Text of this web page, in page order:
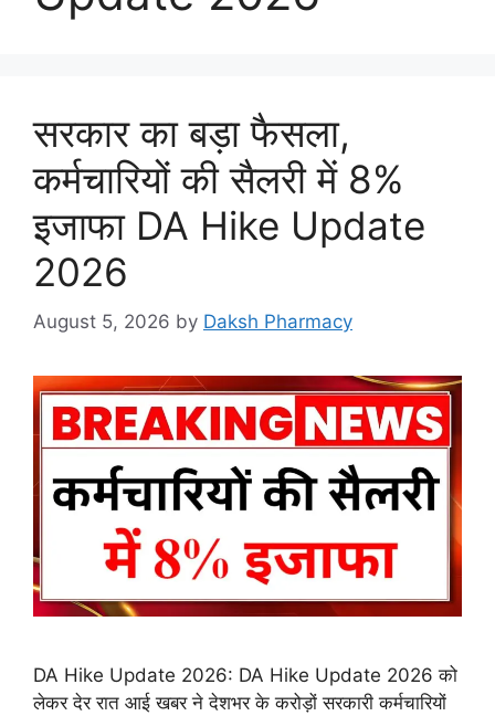
सरकार का बड़ा फैसला,
कर्मचारियों की सैलरी में 8%
इजाफा DA Hike Update
2026
August 5, 2026 by Daksh Pharmacy
DA Hike Update 2026: DA Hike Update 2026 को
लेकर देर रात आई खबर ने देशभर के करोड़ों सरकारी कर्मचारियों